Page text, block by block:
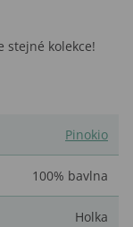
stejné kolekce!
Pinokio
100% bavlna
Holka